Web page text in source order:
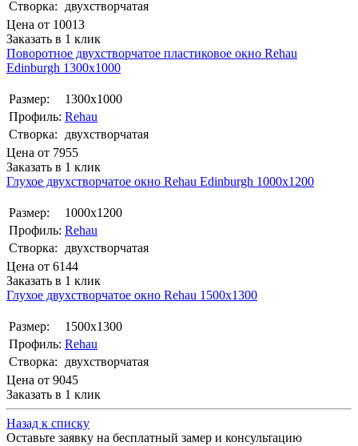
Створка: двухстворчатая
Цена от 10013
Заказать в 1 клик
Поворотное двухстворчатое пластиковое окно Rehаu
Edinburgh 1300х1000
Размер:
1300х1000
Профиль: Rehau
Створка: двухстворчатая
Цена от 7955
Заказать в 1 клик
Глухое двухстворчатое окно Rehаu Edinburgh 1000х1200
Размер:
1000х1200
Профиль: Rehau
Створка: двухстворчатая
Цена от 6144
Заказать в 1 клик
Глухое двухстворчатое окно Rehau 1500x1300
Размер:
1500x1300
Профиль: Rehau
Створка: двухстворчатая
Цена от 9045
Заказать в 1 клик
Назад к списку
Оставьте заявку на бесплатный замер и консультацию